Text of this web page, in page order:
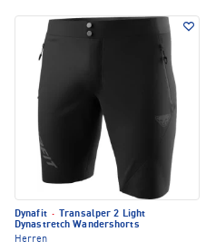
Dynafit ·
Transalper 2 Light
Dynastretch Wandershorts
Herren